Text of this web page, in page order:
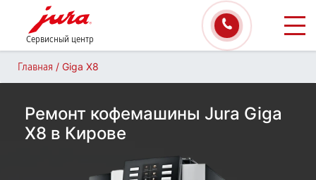
Сервисный центр
Главная / Giga X8
Ремонт кофемашины Jura Giga
X8 в Кирове